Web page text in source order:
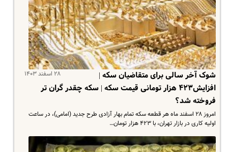
۲۸ اسفند ۱۴۰۳
شوک آخر سالی برای متقاضیان سکه |
افزایش۴۲۳ هزار تومانی قیمت سکه | سکه چقدر گران تر
فروخته شد؟
امروز ۲۸ اسفند ماه هر قطعه سکه تمام بهار آزادی طرح جدید (امامی)، در ساعت
اولیه کاری در بازار تهران، با ۴۲۳ هزار تومان…